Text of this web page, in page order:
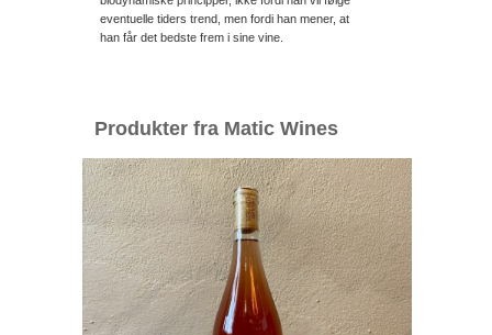
eventuelle tiders trend, men fordi han mener, at
han får det bedste frem i sine vine.
Produkter fra Matic Wines